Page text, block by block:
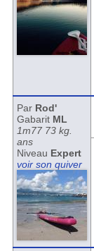
Par Rod'
Gabarit ML
1m77 73 kg.
ans
Niveau Expert
voir son quiver